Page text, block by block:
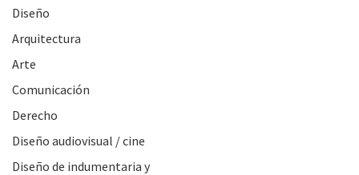
Diseño
Arquitectura
Arte
Comunicación
Derecho
Diseño audiovisual / cine
Diseño de indumentaria y